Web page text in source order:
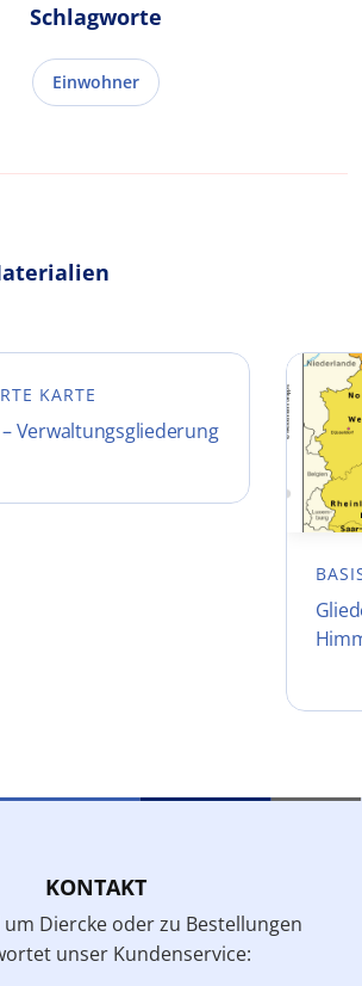
Schlagworte
Einwohner
KARTE
Verwaltungsgliederung
KONTAKT
Diercke oder zu Bestellungen
unser Kundenservice: